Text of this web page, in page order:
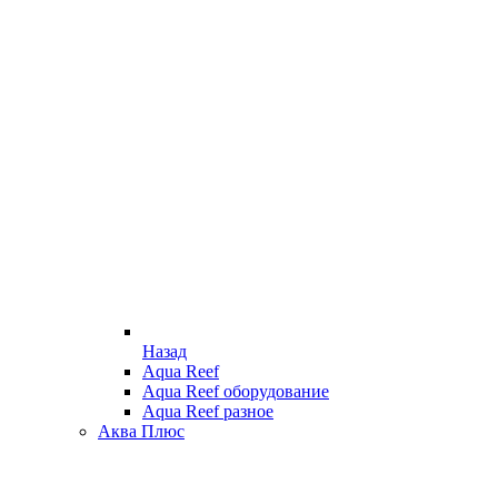
Назад
Aqua Reef
Aqua Reef оборудование
Aqua Reef разное
Аква Плюс